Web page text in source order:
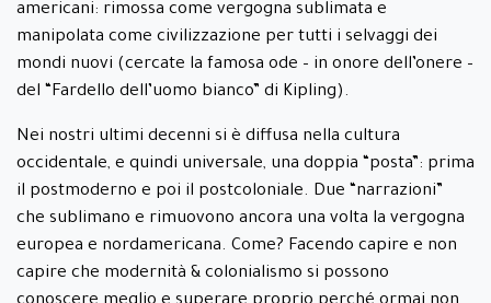
americani: rimossa come vergogna sublimata e
manipolata come civilizzazione per tutti i selvaggi dei
mondi nuovi (cercate la famosa ode – in onore dell’onere –
del “Fardello dell’uomo bianco” di Kipling).
Nei nostri ultimi decenni si è diffusa nella cultura
occidentale, e quindi universale, una doppia “posta”: prima
il postmoderno e poi il postcoloniale. Due “narrazioni”
che sublimano e rimuovono ancora una volta la vergogna
europea e nordamericana. Come? Facendo capire e non
capire che modernità & colonialismo si possono